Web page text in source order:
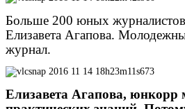
Больше 200 юных
Елизавета Агапова.
журнал.
Елизавета Агапова, юнкорр